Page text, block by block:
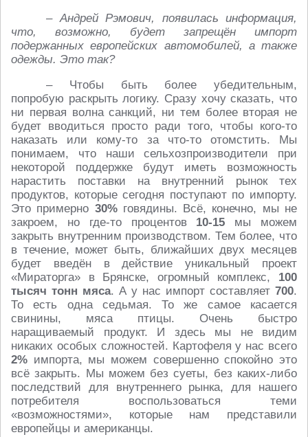
– Андрей Рэмович, появилась информация,
что, возможно, будет запрещён импорт
подержанных европейских автомобилей, а также
одежды. Это так?
– Чтобы быть более убедительным,
попробую раскрыть логику. Сразу хочу сказать, что
ни первая волна санкций, ни тем более вторая не
будет вводиться просто ради того, чтобы кого-то
наказать или кому-то за что-то отомстить. Мы
понимаем, что наши сельхозпроизводители при
некоторой поддержке будут иметь возможность
нарастить поставки на внутренний рынок тех
продуктов, которые сегодня поступают по импорту.
Это примерно 30%говядины. Всё, конечно, мы не
закроем, но где-то процентов 10-15 мы можем
закрыть внутренним производством. Тем более, что
в течение, может быть, ближайших двух месяцев
будет введён в действие уникальный проект
«Мираторга» в Брянске, огромный комплекс, 100
тысяч тонн мяса. А у нас импорт составляет 700.
То есть одна седьмая. То же самое касается
свинины, мяса птицы. Очень быстро
наращиваемый продукт. И здесь мы не видим
никаких особых сложностей. Картофеля у нас всего
2% импорта, мы можем совершенно спокойно это
всё закрыть. Мы можем без суеты, без каких-либо
последствий для внутреннего рынка, для нашего
потребителя воспользоваться теми
«возможностями», которые нам представили
европейцы и американцы.